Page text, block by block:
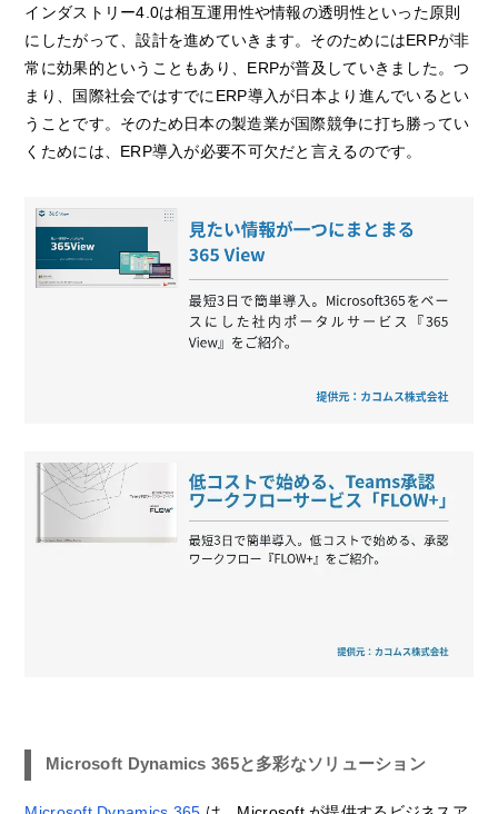
インダストリー4.0は相互運用性や情報の透明性といった原則
にしたがって、設計を進めていきます。そのためにはERPが非
常に効果的ということもあり、ERPが普及していきました。つ
まり、国際社会ではすでにERP導入が日本より進んでいるとい
うことです。そのため日本の製造業が国際競争に打ち勝ってい
くためには、ERP導入が必要不可欠だと言えるのです。
Microsoft Dynamics 365と多彩なソリューション